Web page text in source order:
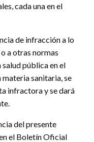
cada una en el
de infracción a lo
a otras normas
pública en el
sanitaria, se
infractora y se dará
del presente
el Boletín Oficial